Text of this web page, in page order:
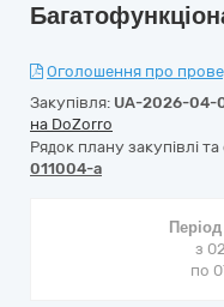
Оголошення про
Закупівля: UA-2026-
на DoZorro
Рядок плану закупівлі
011004-a
з
по